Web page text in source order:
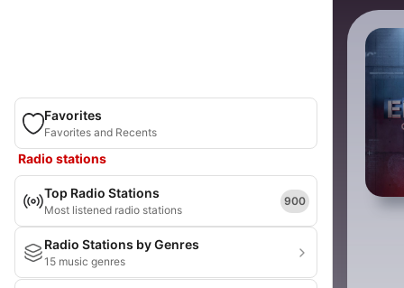
Favorites
Favorites and Recents
Radio stations
Top Radio Stations
Most listened radio stations
900
Radio Stations by Genres
15 music genres